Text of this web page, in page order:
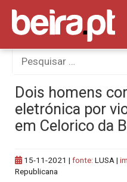
Skip
content
Procurar
por:
Dois homens
eletrónica por
em Celorico da
15-11-2021 | fonte: LUSA |
Republicana